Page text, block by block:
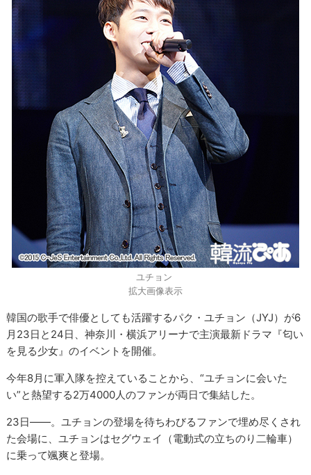
ユチョン
拡大画像表示
韓国の歌手で俳優としても活躍するパク・ユチョン（JYJ）が6
月23日と24日、神奈川・横浜アリーナで主演最新ドラマ『匂い
を見る少女』のイベントを開催。
今年8月に軍入隊を控えていることから、“ユチョンに会いた
い”と熱望する2万4000人のファンが両日で集結した。
23日――。ユチョンの登場を待ちわびるファンで埋め尽くされ
た会場に、ユチョンはセグウェイ（電動式の立ちのり二輪車）
に乗って颯爽と登場。